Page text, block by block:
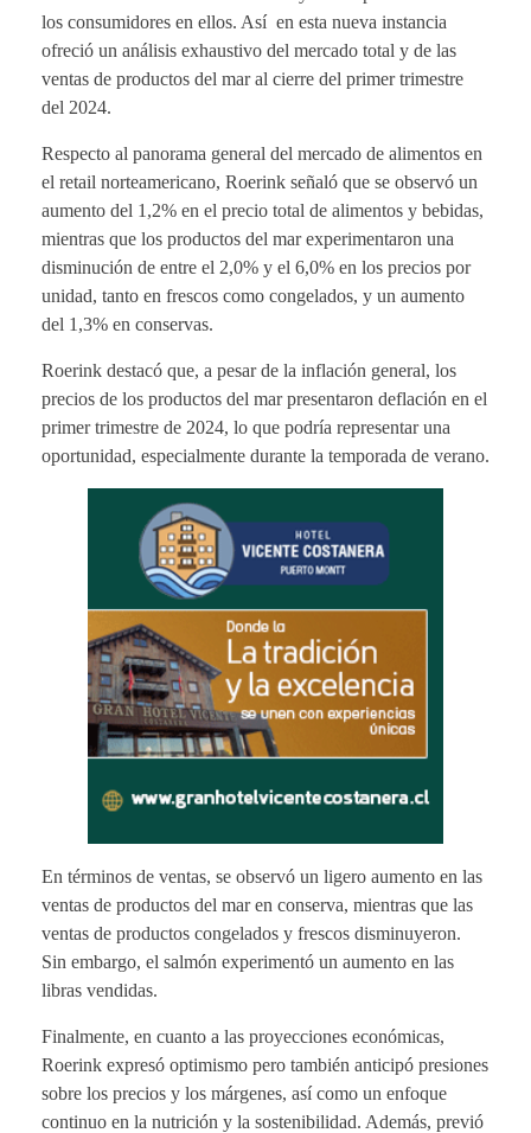
los consumidores en ellos. Así en esta nueva instancia
ofreció un análisis exhaustivo del mercado total y de las
ventas de productos del mar al cierre del primer trimestre
del 2024.
Respecto al panorama general del mercado de alimentos en
el retail norteamericano, Roerink señaló que se observó un
aumento del 1,2% en el precio total de alimentos y bebidas,
mientras que los productos del mar experimentaron una
disminución de entre el 2,0% y el 6,0% en los precios por
unidad, tanto en frescos como congelados, y un aumento
del 1,3% en conservas.
Roerink destacó que, a pesar de la inflación general, los
precios de los productos del mar presentaron deflación en el
primer trimestre de 2024, lo que podría representar una
oportunidad, especialmente durante la temporada de verano.
En términos de ventas, se observó un ligero aumento en las
ventas de productos del mar en conserva, mientras que las
ventas de productos congelados y frescos disminuyeron.
Sin embargo, el salmón experimentó un aumento en las
libras vendidas.
Finalmente, en cuanto a las proyecciones económicas,
Roerink expresó optimismo pero también anticipó presiones
sobre los precios y los márgenes, así como un enfoque
continuo en la nutrición y la sostenibilidad. Además, previó